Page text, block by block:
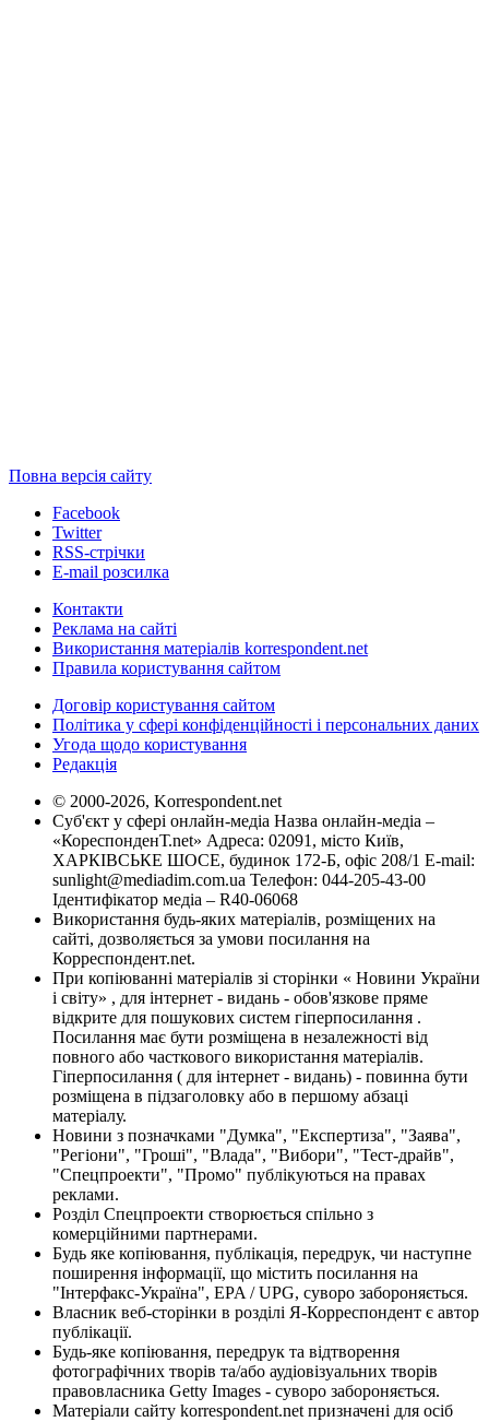
Повна версія сайту
Facebook
Twitter
RSS-стрічки
E-mail розсилка
Контакти
Реклама на сайті
Використання матеріалів korrespondent.net
Правила користування сайтом
Договір користування сайтом
Політика у сфері конфіденційності і персональних даних
Угода щодо користування
Редакція
© 2000-2026, Korrespondent.net
Суб'єкт у сфері онлайн-медіа Назва онлайн-медіа –
«КореспонденТ.net» Адреса: 02091, місто Київ,
ХАРКІВСЬКЕ ШОСЕ, будинок 172-Б, офіс 208/1 E-mail:
sunlight@mediadim.com.ua Телефон: 044-205-43-00
Ідентифікатор медіа – R40-06068
Використання будь-яких матеріалів, розміщених на
сайті, дозволяється за умови посилання на
Корреспондент.net.
При копіюванні матеріалів зі сторінки « Новини України
і світу» , для інтернет - видань - обов'язкове пряме
відкрите для пошукових систем гіперпосилання .
Посилання має бути розміщена в незалежності від
повного або часткового використання матеріалів.
Гіперпосилання ( для інтернет - видань) - повинна бути
розміщена в підзаголовку або в першому абзаці
матеріалу.
Новини з позначками "Думка", "Експертиза", "Заява",
"Регіони", "Гроші", "Влада", "Вибори", "Тест-драйв",
"Спецпроекти", "Промо" публікуються на правах
реклами.
Розділ Спецпроекти створюється спільно з
комерційними партнерами.
Будь яке копіювання, публікація, передрук, чи наступне
поширення інформації, що містить посилання на
"Інтерфакс-Україна", EPA / UPG, суворо забороняється.
Власник веб-сторінки в розділі Я-Корреспондент є автор
публікації.
Будь-яке копіювання, передрук та відтворення
фотографічних творів та/або аудіовізуальних творів
правовласника Getty Images - суворо забороняється.
Матеріали сайту korrespondent.net призначені для осіб